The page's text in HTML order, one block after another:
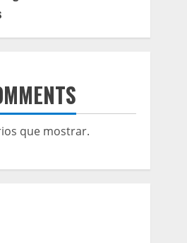
que mostrar.